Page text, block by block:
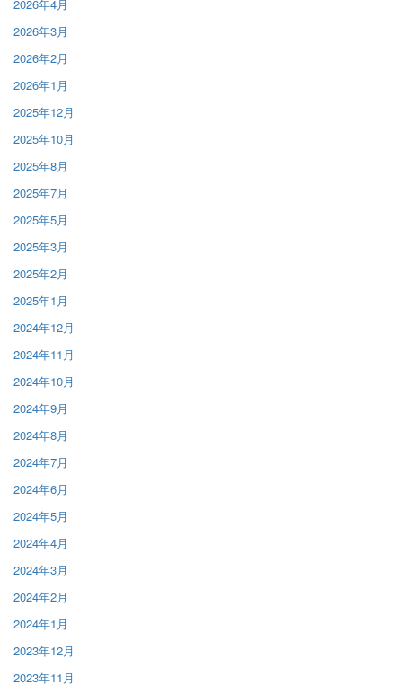
2026年4月
2026年3月
2026年2月
2026年1月
2025年12月
2025年10月
2025年8月
2025年7月
2025年5月
2025年3月
2025年2月
2025年1月
2024年12月
2024年11月
2024年10月
2024年9月
2024年8月
2024年7月
2024年6月
2024年5月
2024年4月
2024年3月
2024年2月
2024年1月
2023年12月
2023年11月